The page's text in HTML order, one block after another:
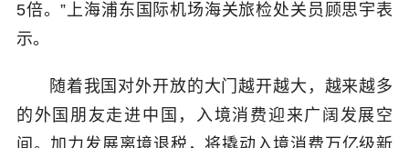
5倍。”上海浦东国际机场海关旅检处关员顾思宇表
示。
随着我国对外开放的大门越开越大，越来越多
的外国朋友走进中国，入境消费迎来广阔发展空